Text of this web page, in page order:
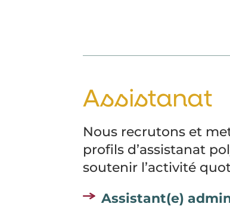
Assistanat
Nous recrutons et
profils d’assistanat
soutenir l’activité
Assistant(e)